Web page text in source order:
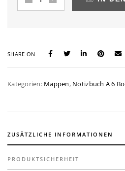
Bochum
Wunsch
Druck
möglich
SHARE ON
Kategorien: Mappen, Notizbuch A 6
ZUSÄTZLICHE INFORMATIONEN
PRODUKTSICHERHEIT